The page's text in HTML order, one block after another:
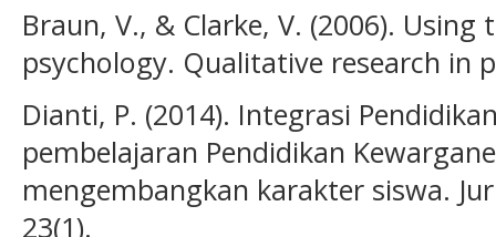
Braun, V., & Clarke, V. (2006).
psychology. Qualitative research in
Dianti, P. (2014). Integrasi
pembelajaran Pendidikan
mengembangkan karakter siswa.
23(1).